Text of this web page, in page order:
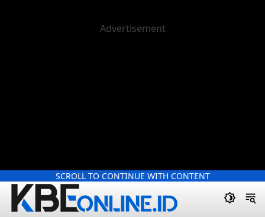
SCROLL TO CONTINUE WITH CONTENT